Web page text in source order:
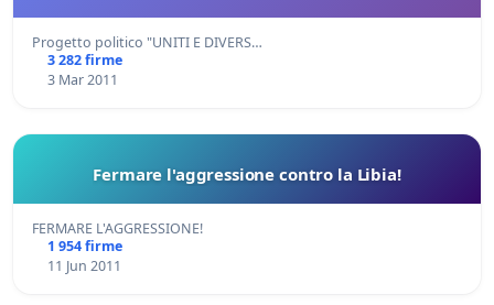
Progetto politico "UNITI E DIVERS…
3 282 firme
3 Mar 2011
Fermare l'aggressione contro la Libia!
FERMARE L'AGGRESSIONE!
1 954 firme
11 Jun 2011